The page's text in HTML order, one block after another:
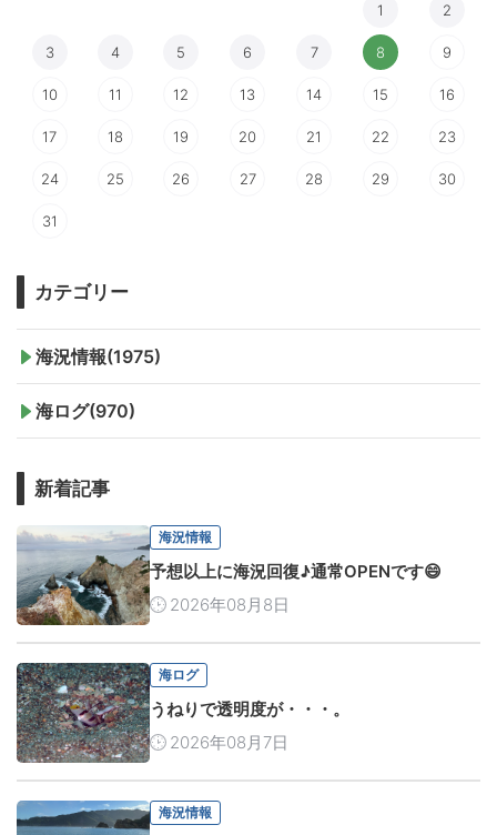
1 2
3 4 5 6 7 8 9
10 11 12 13 14 15 16
17 18 19 20 21 22 23
24 25 26 27 28 29 30
31
カテゴリー
海況情報(1975)
海ログ(970)
新着記事
海況情報
予想以上に海況回復♪通常OPENです😄
2026年08月8日
海ログ
うねりで透明度が・・・。
2026年08月7日
海況情報